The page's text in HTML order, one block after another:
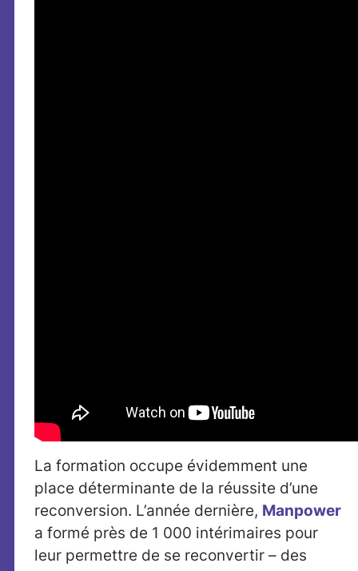
La formation occupe évidemment une
place déterminante de la réussite d’une
reconversion. L’année dernière, Manpower
a formé près de 1 000 intérimaires pour
leur permettre de se reconvertir – des